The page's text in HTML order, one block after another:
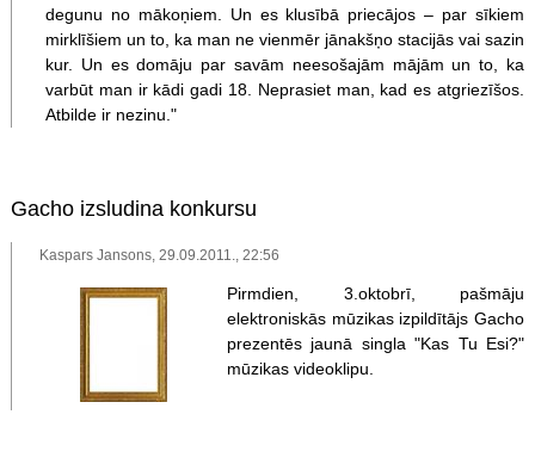
degunu no mākoņiem. Un es klusībā priecājos – par sīkiem
mirklīšiem un to, ka man ne vienmēr jānakšņo stacijās vai sazin
kur. Un es domāju par savām neesošajām mājām un to, ka
varbūt man ir kādi gadi 18. Neprasiet man, kad es atgriezīšos.
Atbilde ir nezinu."
Gacho izsludina konkursu
Kaspars Jansons, 29.09.2011., 22:56
Pirmdien, 3.oktobrī, pašmāju
elektroniskās mūzikas izpildītājs Gacho
prezentēs jaunā singla "Kas Tu Esi?"
mūzikas videoklipu.